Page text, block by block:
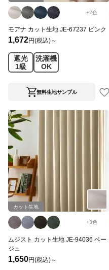
+2色
モアナ カット生地 JE-67237 ピンク
1,672円(税込)～
遮光
1級
洗濯機
OK
無料生地サンプル
カット生地
+3色
ムジスト カット生地 JE-94036 ベー
ジュ
1,650円(税込)～